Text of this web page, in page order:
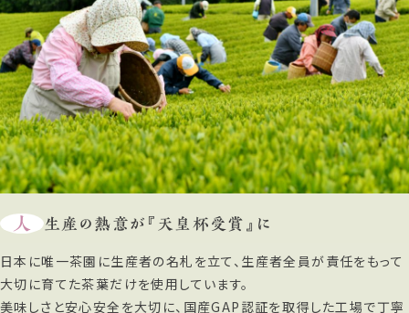
人 生産の熱意が『天皇杯受賞』に
日本に唯一茶園に生産者の名札を立て、生産者全員が責任をもって
大切に育てた茶葉だけを使用しています。
美味しさと安心安全を大切に、国産GAP認証を取得した工場で丁寧